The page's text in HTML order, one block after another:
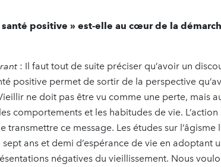
santé positive » est-elle au cœur de la
: Il faut tout de suite préciser qu’avoir un
positive permet de sortir de la perspective
ne doit pas être vu comme une perte, mais
comportements et les habitudes de vie. L’action
transmettre ce message. Les études sur
sept ans et demi d’espérance de vie en adoptant
négatives du vieillissement. Nous